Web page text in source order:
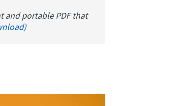
and portable PDF that